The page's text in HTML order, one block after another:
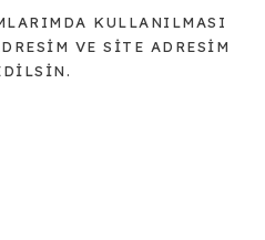
KULLANILMASI
VE SITE ADRESIM